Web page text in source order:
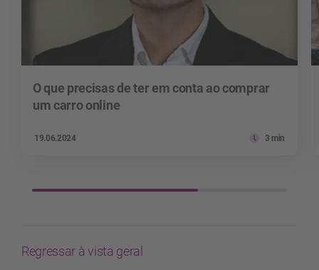
O que precisas de ter em conta ao comprar
um carro online
19.06.2024 3 min
Regressar à vista geral